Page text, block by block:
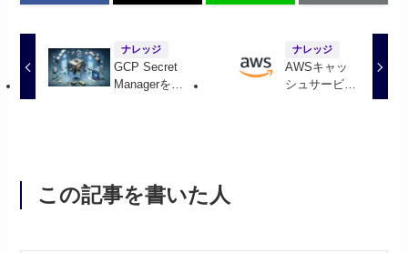
ナレッジ
GCP Secret
Managerを活
ナレッジ
AWSキャッ
シュサービス
この記事を書いた人